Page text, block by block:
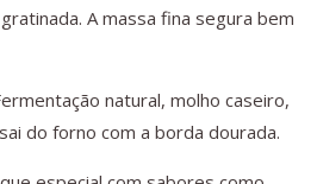
A massa fina segura bem
natural, molho caseiro,
do forno com a borda dourada.